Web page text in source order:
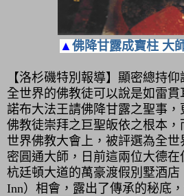
▲ 佛降甘露成寶柱 大
【洛杉磯特別報導】顯密總持
全世界的佛教徒可以說是如雷
諾布大法王請佛降甘露之聖事
佛教徒崇拜之巨聖皈依之根本，
世界佛教大會上，被評選為全
密圓通大師，日前這兩位大德
杭廷頓大道的萬豪渡假別墅酒店
Inn）相會，露出了傳承的秘底